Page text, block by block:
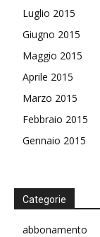
Luglio 2015
Giugno 2015
Maggio 2015
Aprile 2015
Marzo 2015
Febbraio 2015
Gennaio 2015
Categorie
abbonamento